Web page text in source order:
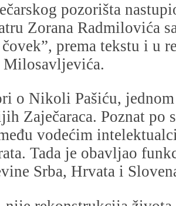
pozorišta
Zorana Radmilovića
prema tekstu i u
Milosavljevića.
o Nikoli Pašiću,
Zaječaraca. Poznat
vodećim
Tada je obavljao
Srba, Hrvata i